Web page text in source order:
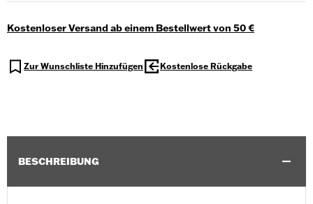
Kostenloser Versand ab einem Bestellwert von 50 €
Zur Wunschliste Hinzufügen Kostenlose Rückgabe
BESCHREIBUNG